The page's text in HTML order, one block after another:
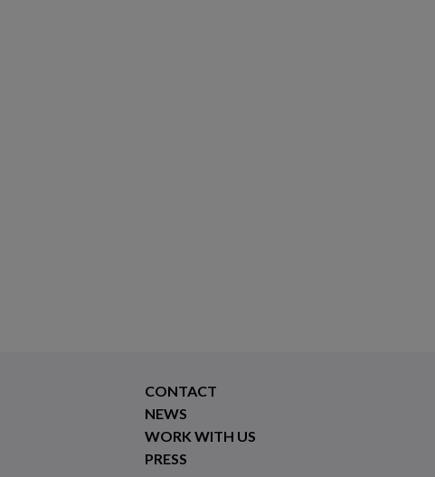
CONTACT
NEWS
WORK WITH US
PRESS